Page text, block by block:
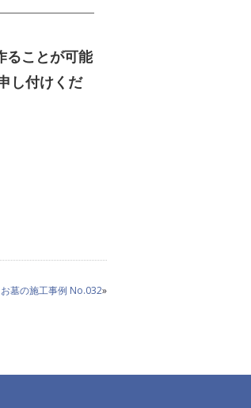
ることが可能
し付けくだ
お墓の施工事例 No.032»